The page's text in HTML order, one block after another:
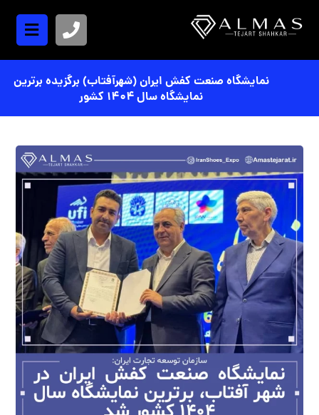
نمایشگاه صنعت کفش ایران (شهرآفتاب) برگزیده برترین
نمایشگاه سال ۱۴۰۴ کشور